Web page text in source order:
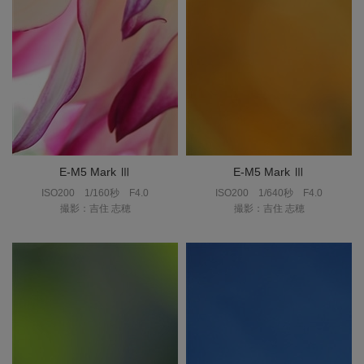
E-M5 Mark Ⅲ
ISO200 1/160秒
F4.0
撮影：吉住 志穂
E-M5 Mark Ⅲ
ISO200 1/640秒
F4.0
撮影：吉住 志穂